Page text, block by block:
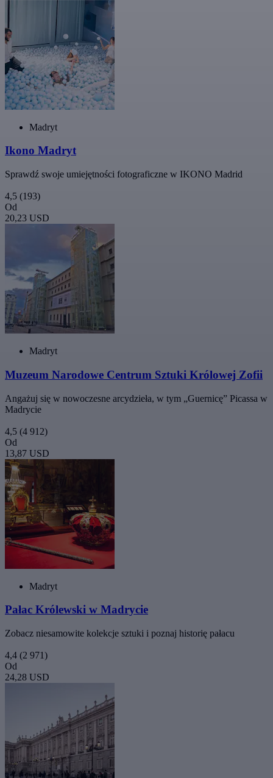
Madryt
Ikono Madryt
Sprawdź swoje umiejętności fotograficzne w IKONO Madrid
4,5 (193)
Od
20,23 USD
Madryt
Muzeum Narodowe Centrum Sztuki Królowej Zofii
Angażuj się w nowoczesne arcydzieła, w tym „Guernicę” Picassa w
Madrycie
4,5 (4 912)
Od
13,87 USD
Madryt
Pałac Królewski w Madrycie
Zobacz niesamowite kolekcje sztuki i poznaj historię pałacu
4,4 (2 971)
Od
24,28 USD